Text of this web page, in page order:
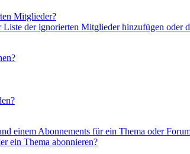
Mitglieder?
der ignorierten Mitglieder hinzufügen oder
einem Abonnements für ein Thema oder
ein Thema abonnieren?